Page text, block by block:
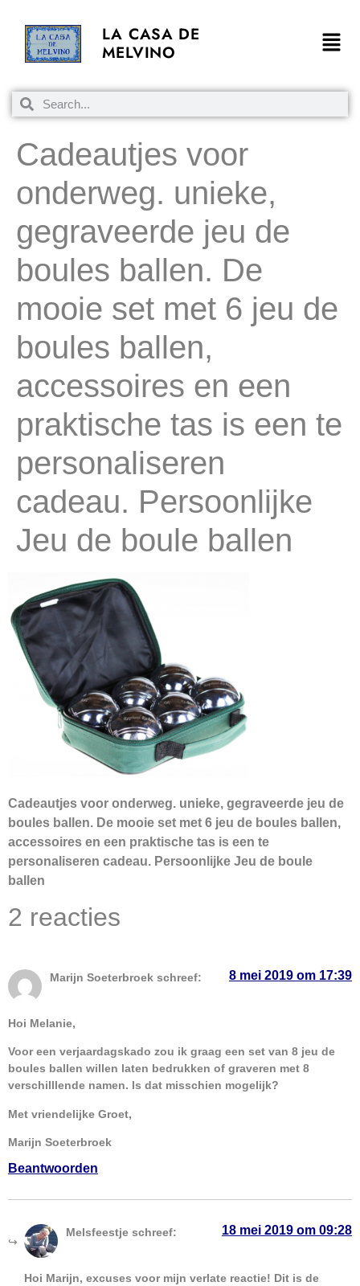
LA CASA DE
MELVINO
Cadeautjes voor
onderweg. unieke,
gegraveerde jeu de
boules ballen. De
mooie set met 6 jeu de
boules ballen,
accessoires en een
praktische tas is een te
personaliseren
cadeau. Persoonlijke
Jeu de boule ballen
Cadeautjes voor onderweg. unieke, gegraveerde jeu de
boules ballen. De mooie set met 6 jeu de boules ballen,
accessoires en een praktische tas is een te
personaliseren cadeau. Persoonlijke Jeu de boule
ballen
2 reacties
Marijn Soeterbroek schreef: 8 mei 2019 om 17:39
Hoi Melanie,
Voor een verjaardagskado zou ik graag een set van 8 jeu de
boules ballen willen laten bedrukken of graveren met 8
verschilllende namen. Is dat misschien mogelijk?
Met vriendelijke Groet,
Marijn Soeterbroek
Beantwoorden
Melsfeestje schreef: 18 mei 2019 om 09:28
Hoi Marijn, excuses voor mijn verlate reactie! Dit is de